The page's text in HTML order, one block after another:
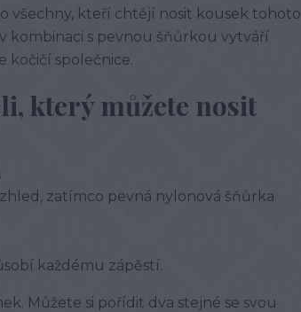
všechny, kteří chtějí nosit kousek tohoto
kombinaci s pevnou šňůrkou vytváří
kočičí společnice.
který můžete nosit
zatímco pevná nylonová šňůrka
každému zápěstí.
Můžete si pořídit dva stejné se svou